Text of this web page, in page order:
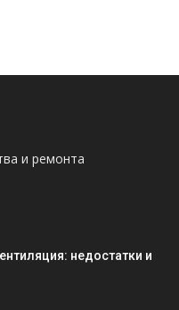
и ремонта
недостатки и